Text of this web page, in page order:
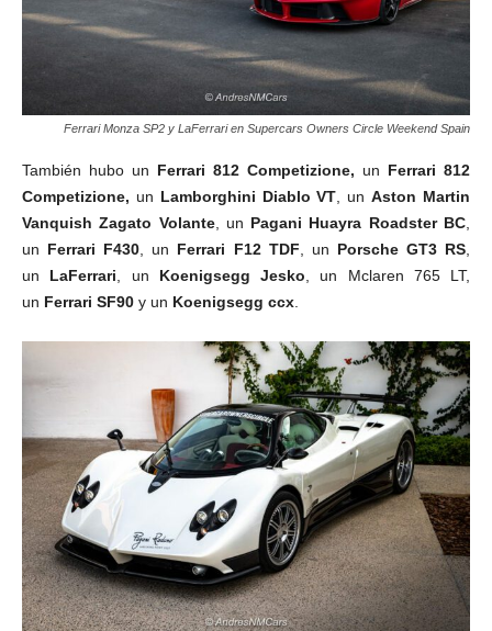
Ferrari Monza SP2 y LaFerrari en Supercars Owners Circle Weekend Spain
También hubo un Ferrari 812 Competizione, un Ferrari 812
Competizione, un Lamborghini Diablo VT , unAston Martin
Vanquish Zagato Volante, un Pagani Huayra Roadster BC
un Ferrari F430 , un Ferrari F12 TDF , un Porsche GT3 RS
un LaFerrari , un Koenigsegg Jesko , un Mclaren 765 LT,
un Ferrari SF90 y un Koenigsegg ccx